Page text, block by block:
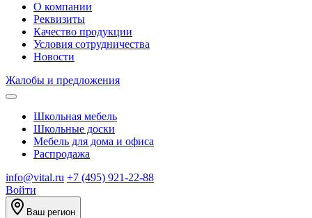
О компании
Реквизиты
Качество продукции
Условия сотрудничества
Новости
Жалобы и предложения
Школьная мебель
Школьные доски
Мебель для дома и офиса
Распродажа
info@vital.ru +7 (495) 921-22-88
Войти
Ваш регион